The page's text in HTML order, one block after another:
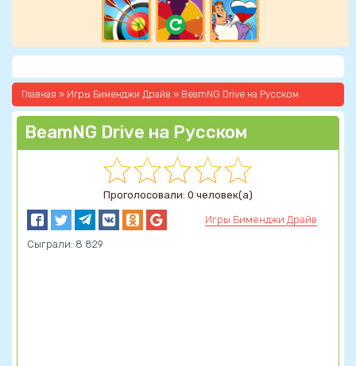
Главная » Игры Бименджи Драйв » BeamNG Drive на Русском
BeamNG Drive на Русском
Проголосовали: 0 человек(а)
Игры Бименджи Драйв
Сыграли: 8 829